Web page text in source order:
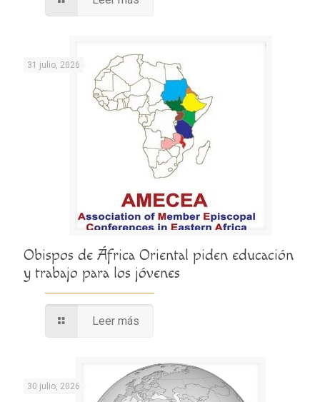
31 julio, 2026
Obispos de África Oriental piden educación
y trabajo para los jóvenes
Leer más
30 julio, 2026